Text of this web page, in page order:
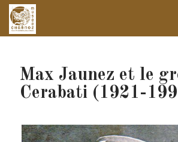
Max Jaunez et le
Cerabati (1921-